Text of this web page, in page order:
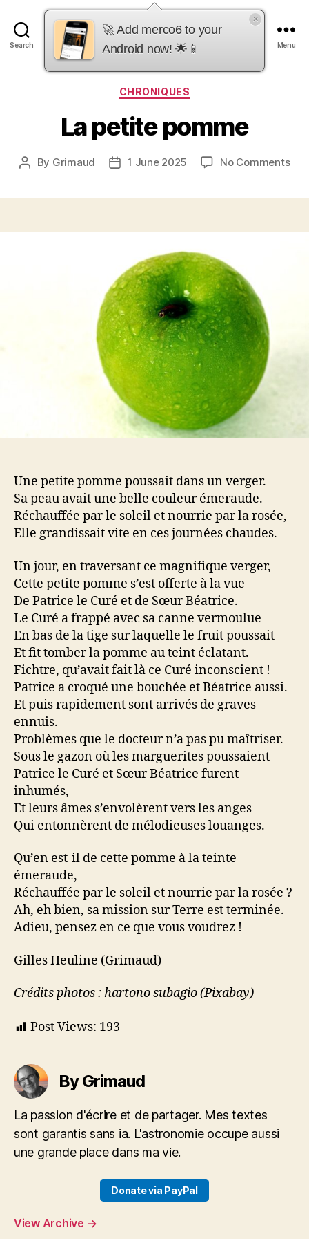
Search
merco6
Menu
Categories
CHRONIQUES
La petite pomme
Post
By Grimaud
Post1 June 2025 No Commentson
Une petite pomme poussait dans un verger.
Sa peau avait une belle couleur émeraude.
Réchauffée par le soleil et nourrie par la rosée,
Elle grandissait vite en ces journées chaudes.
Un jour, en traversant ce magnifique verger,
Cette petite pomme s’est offerte à la vue
De Patrice le Curé et de Sœur Béatrice.
Le Curé a frappé avec sa canne vermoulue
En bas de la tige sur laquelle le fruit poussait
Et fit tomber la pomme au teint éclatant.
Fichtre, qu’avait fait là ce Curé inconscient !
Patrice a croqué une bouchée et Béatrice aussi.
Et puis rapidement sont arrivés de graves
ennuis.
Problèmes que le docteur n’a pas pu maîtriser.
Sous le gazon où les marguerites poussaient
Patrice le Curé et Sœur Béatrice furent
inhumés,
Et leurs âmes s’envolèrent vers les anges
Qui entonnèrent de mélodieuses louanges.
Qu’en est-il de cette pomme à la teinte
émeraude,
Réchauffée par le soleil et nourrie par la rosée ?
Ah, eh bien, sa mission sur Terre est terminée.
Adieu, pensez en ce que vous voudrez !
Gilles Heuline (Grimaud)
Crédits photos : hartono subagio (Pixabay)
Post Views: 193
By Grimaud
La passion d'écrire et de partager. Mes textes
sont garantis sans ia. L'astronomie occupe aussi
une grande place dans ma vie.
Donate via PayPal
View Archive →
🚀 Add merco6 to your
Android now! 🌟📱
×